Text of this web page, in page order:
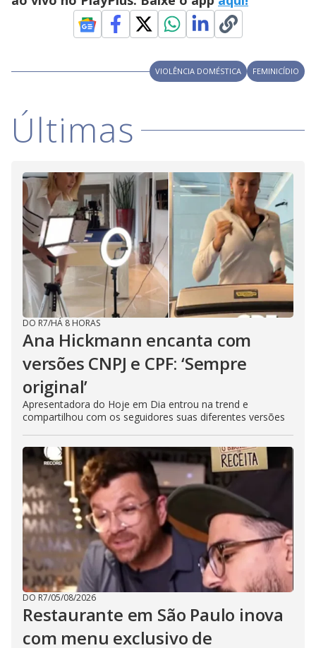
VIOLÊNCIA DOMÉSTICA FEMINICÍDIO
Últimas
DO R7/HÁ 8 HORAS
Ana Hickmann encanta com
versões CNPJ e CPF: ‘Sempre
original’
Apresentadora do Hoje em Dia entrou na trend e
compartilhou com os seguidores suas diferentes versões
DO R7/05/08/2026
Restaurante em São Paulo inova
com menu exclusivo de